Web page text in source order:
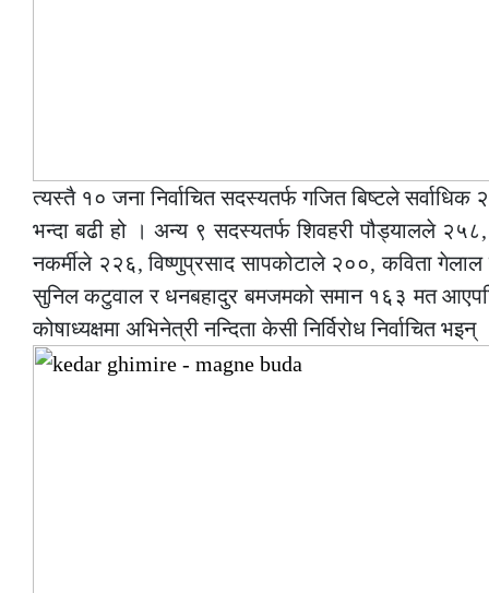
त्यस्तै १० जना निर्वाचित सदस्यतर्फ गजित बिष्टले सर्वाधिक
भन्दा बढी हो । अन्य ९ सदस्यतर्फ शिवहरी पौड्यालले
नकर्मीले २२६, विष्णुप्रसाद सापकोटाले २००, कविता
सुनिल कटुवाल र धनबहादुर बमजमको समान १६३ मत
कोषाध्यक्षमा अभिनेत्री नन्दिता केसी निर्विरोध निर्वाचित भइन्